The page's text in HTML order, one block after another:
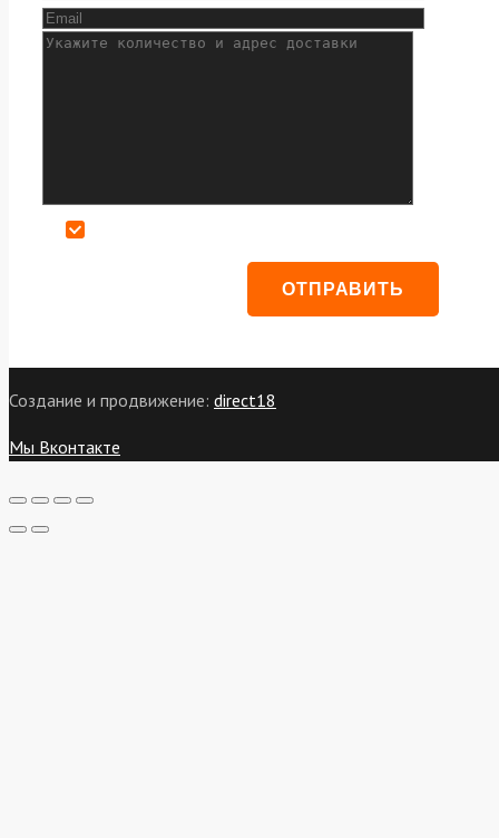
Создание и продвижение: direct18
Мы Вконтакте